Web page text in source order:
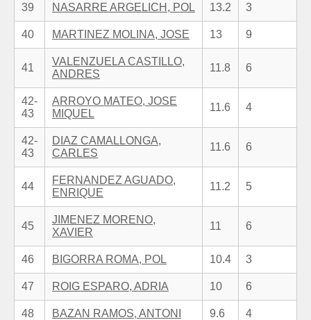
39 NASARRE ARGELICH, POL 13.2 3
40 MARTINEZ MOLINA, JOSE 13 9
41
VALENZUELA CASTILLO,
ANDRES
11.8 6
42-
43
ARROYO MATEO, JOSE
MIQUEL
11.6 4
42-
43
DIAZ CAMALLONGA,
CARLES
11.6 6
44
FERNANDEZ AGUADO,
ENRIQUE
11.2 5
45
JIMENEZ MORENO,
XAVIER
11 6
46 BIGORRA ROMA, POL 10.4 3
47 ROIG ESPARO, ADRIA 10 6
48 BAZAN RAMOS, ANTONI 9.6 4